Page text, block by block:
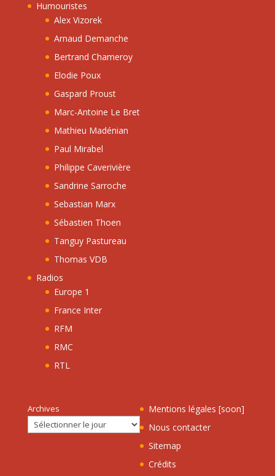
Humouristes
Alex Vizorek
Arnaud Demanche
Bertrand Chameroy
Elodie Poux
Gaspard Proust
Marc-Antoine Le Bret
Mathieu Madénian
Paul Mirabel
Philippe Caverivière
Sandrine Sarroche
Sebastian Marx
Sébastien Thoen
Tanguy Pastureau
Thomas VDB
Radios
Europe 1
France Inter
RFM
RMC
RTL
Archives
Mentions légales [soon]
Nous contacter
Sitemap
Crédits